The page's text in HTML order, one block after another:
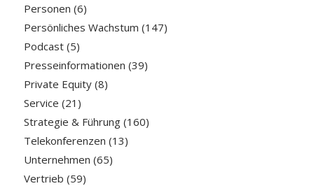
Personen (6)
Persönliches Wachstum (147)
Podcast(5)
Presseinformationen (39)
Private Equity(8)
Service (21)
Strategie & Führung(160)
Telekonferenzen (13)
Unternehmen (65)
Vertrieb (59)